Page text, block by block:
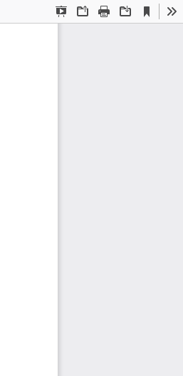
Presentation
OpenPrint Download
Current
View